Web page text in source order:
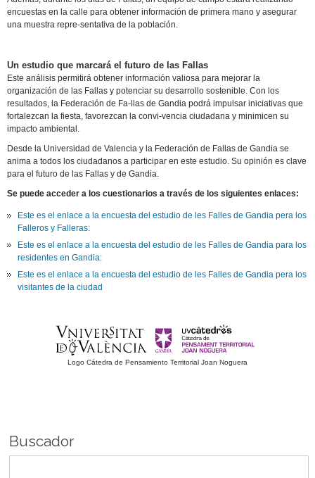
encuestas en la calle para obtener información de primera mano y asegurar
una muestra repre-sentativa de la población.
Un estudio que marcará el futuro de las Fallas
Este análisis permitirá obtener información valiosa para mejorar la
organización de las Fallas y potenciar su desarrollo sostenible. Con los
resultados, la Federación de Fa-llas de Gandia podrá impulsar iniciativas que
fortalezcan la fiesta, favorezcan la convi-vencia ciudadana y minimicen su
impacto ambiental.
Desde la Universidad de Valencia y la Federación de Fallas de Gandia se
anima a todos los ciudadanos a participar en este estudio. Su opinión es clave
para el futuro de las Fallas y de Gandia.
Se puede acceder a los cuestionarios a través de los siguientes enlaces:
Este es el enlace a la encuesta del estudio de les Falles de Gandia pera los
Falleros y Falleras:
Este es el enlace a la encuesta del estudio de les Falles de Gandia para los
residentes en Gandia:
Este es el enlace a la encuesta del estudio de les Falles de Gandia pera los
visitantes de la ciudad
Logo Cátedra de Pensamiento Territorial Joan Noguera
Buscador